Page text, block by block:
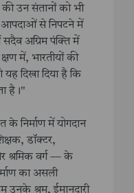
उन संतानों को भी
आपदाओं से निपटने में
अग्रिम पंक्ति में
में, भारतीयों की
यह दिखा दिया है कि
है।"
के निर्माण में योगदान
डॉक्टर,
श्रमिक वर्ग — के
का असली
उनके श्रम, ईमानदारी